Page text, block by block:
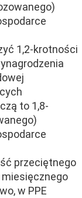
1,2-krotności
to 1,8-
przeciętnego
w PPE